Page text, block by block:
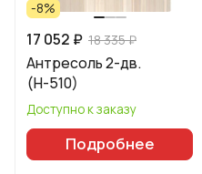
-8%
17 052 ₽ 18 335 ₽
Антресоль 2-дв.
(Н-510)
Доступно к заказу
Подробнее